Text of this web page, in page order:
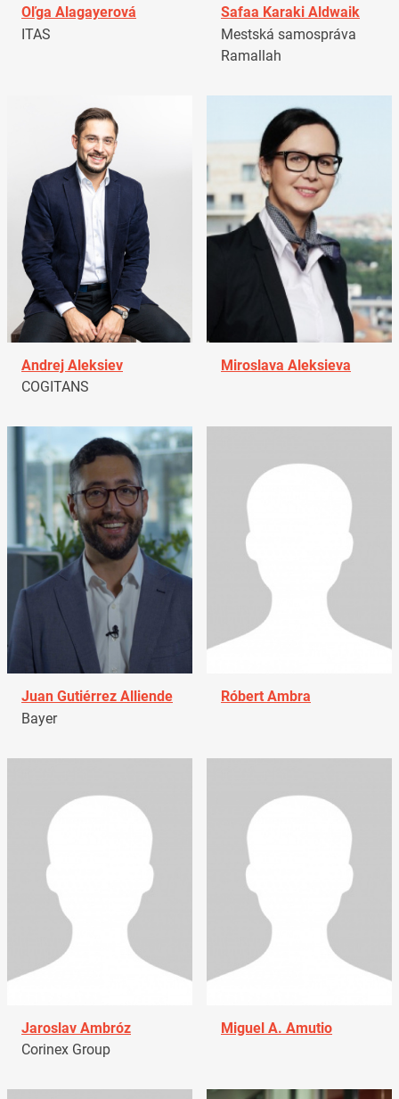
Oľga Alagayerová
ITAS
Safaa Karaki Aldwaik
Mestská samospráva
Ramallah
Andrej Aleksiev
COGITANS
Miroslava Aleksieva
Juan Gutiérrez Alliende
Bayer
Róbert Ambra
Jaroslav Ambróz
Corinex Group
Miguel A. Amutio